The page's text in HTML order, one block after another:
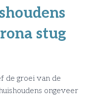
stug
de groei van de
ongeveer